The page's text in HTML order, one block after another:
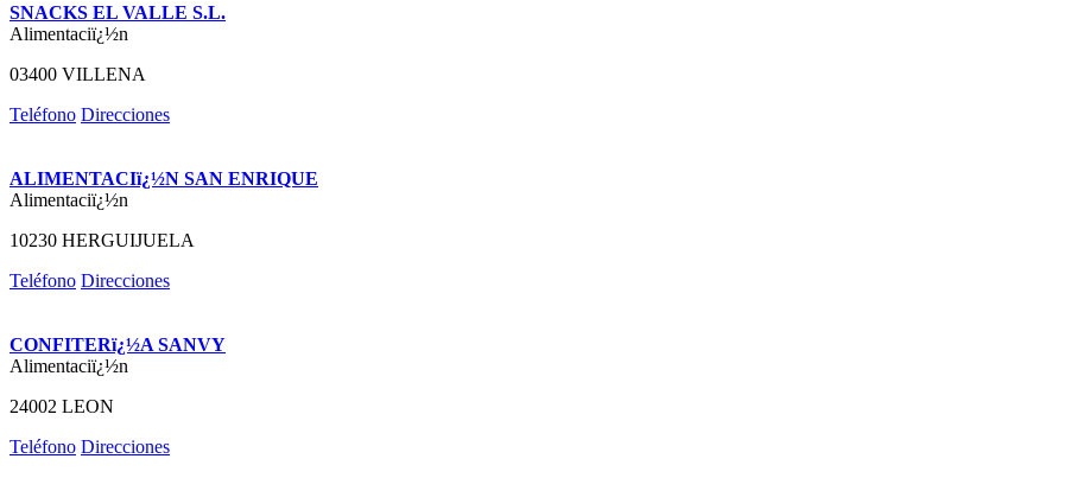
SNACKS EL VALLE S.L.
Alimentaciï¿½n
03400 VILLENA
Teléfono Direcciones
ALIMENTACIï¿½N SAN ENRIQUE
Alimentaciï¿½n
10230 HERGUIJUELA
Teléfono Direcciones
CONFITERï¿½A SANVY
Alimentaciï¿½n
24002 LEON
Teléfono Direcciones